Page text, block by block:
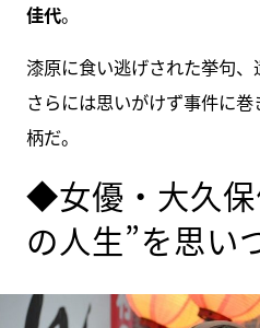
佳代。
漆原に食い逃げされた挙句、
さらには思いがけず事件に
柄だ。
◆女優・大久保
の人生”を思い